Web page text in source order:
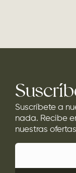
Suscríbete a
nada. Recibe
nuestras